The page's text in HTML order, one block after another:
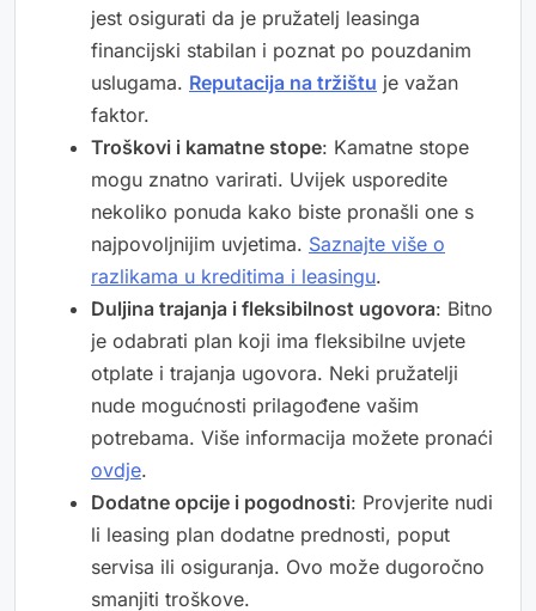
jest osigurati da je pružatelj leasinga
financijski stabilan i poznat po pouzdanim
uslugama. Reputacija na tržištu je važan
faktor.
Troškovi i kamatne stope: Kamatne stope
mogu znatno varirati. Uvijek usporedite
nekoliko ponuda kako biste pronašli one s
najpovoljnijim uvjetima. Saznajte više o
razlikama u kreditima i leasingu.
Duljina trajanja i fleksibilnost ugovora: Bitno
je odabrati plan koji ima fleksibilne uvjete
otplate i trajanja ugovora. Neki pružatelji
nude mogućnosti prilagođene vašim
potrebama. Više informacija možete pronaći
ovdje.
Dodatne opcije i pogodnosti: Provjerite nudi
li leasing plan dodatne prednosti, poput
servisa ili osiguranja. Ovo može dugoročno
smanjiti troškove.